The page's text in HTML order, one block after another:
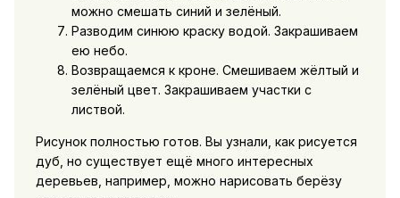
можно смешать синий и зелёный.
Разводим синюю краску водой. Закрашиваем
ею небо.
Возвращаемся к кроне. Смешиваем жёлтый и
зелёный цвет. Закрашиваем участки с
листвой.
Рисунок полностью готов. Вы узнали, как рисуется
дуб, но существует ещё много интересных
деревьев, например, можно нарисовать берёзу